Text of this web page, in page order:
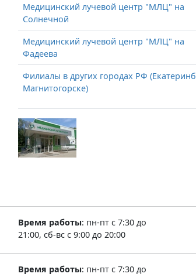
Медицинский лучевой центр "МЛЦ" на
Солнечной
Медицинский лучевой центр "МЛЦ" на
Фадеева
Филиалы в других городах РФ
Магнитогорске)
Время работы: пн-пт с 7:30 до
21:00, сб-вс с 9:00 до 20:00
Время работы: пн-пт с 7:30 до